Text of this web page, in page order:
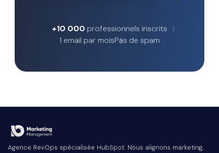
+10 000 professionnels inscrits
1 email par moisPas de spam
Agence RevOps spécialisée HubSpot. Nous alignons marketing,